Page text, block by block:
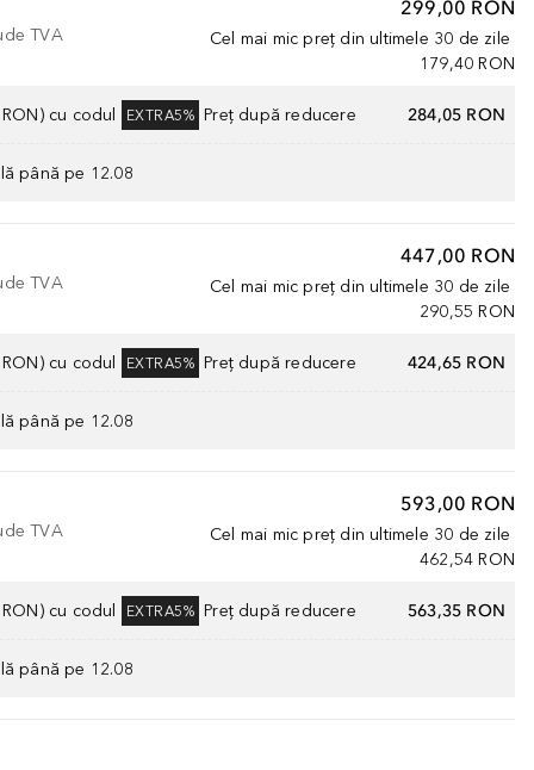
299,00 RON
Cel mai mic preț din ultimele 30 de zile
179,40 RON
TVA
cu codul EXTRA5% Preț după reducere 284,05 RON
până pe 12.08
447,00 RON
Cel mai mic preț din ultimele 30 de zile
290,55 RON
TVA
cu codul EXTRA5% Preț după reducere 424,65 RON
până pe 12.08
593,00 RON
Cel mai mic preț din ultimele 30 de zile
462,54 RON
TVA
cu codul EXTRA5% Preț după reducere 563,35 RON
până pe 12.08